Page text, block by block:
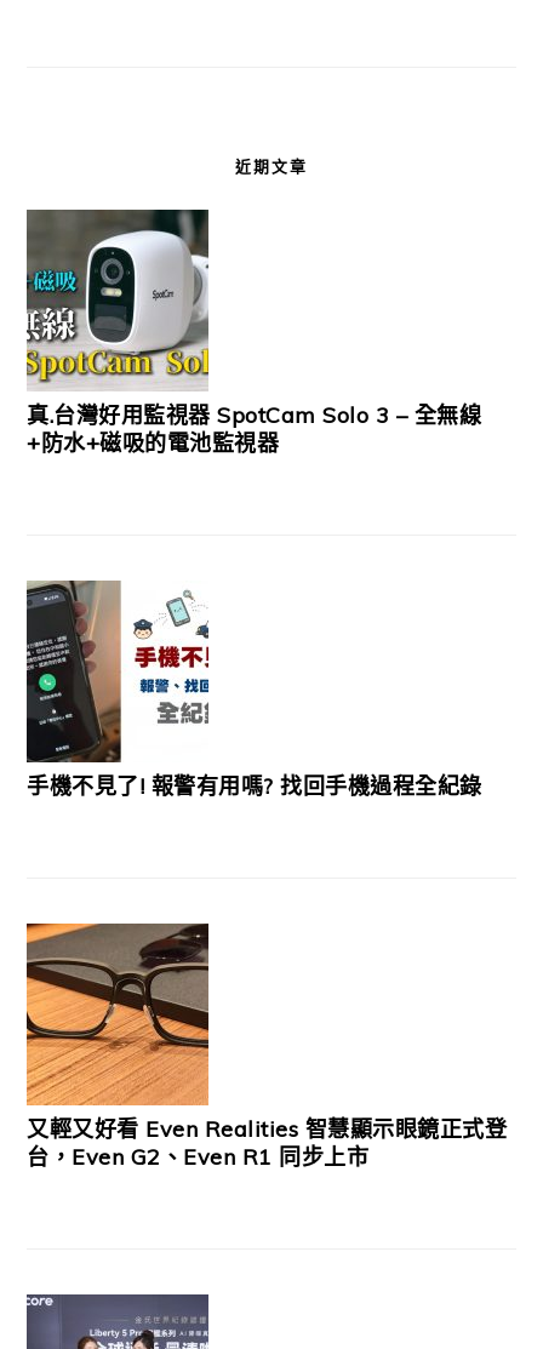
近期文章
真.台灣好用監視器 SpotCam Solo 3 – 全無線
+防水+磁吸的電池監視器
手機不見了! 報警有用嗎? 找回手機過程全紀錄
又輕又好看 Even Realities 智慧顯示眼鏡正式登
台，Even G2、Even R1 同步上市